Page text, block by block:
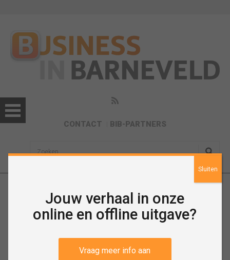
CONTACT BIB-PARTNERS
sisea.search
Crossbow Coffee
https://www.crossbowcoffee.nl/
Goede koffie op het werk
Crossbow Coffee helpt bedrijven aan goede koffie op het werk. Niet
Jouw verhaal in onze
online en offline uitgave?
Vraag meer info aan
Sluiten